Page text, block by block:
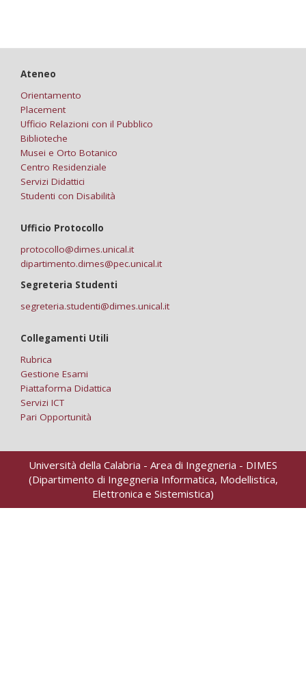
Ateneo
Orientamento
Placement
Ufficio Relazioni con il Pubblico
Biblioteche
Musei e Orto Botanico
Centro Residenziale
Servizi Didattici
Studenti con Disabilità
Ufficio Protocollo
protocollo@dimes.unical.it
dipartimento.dimes@pec.unical.it
Segreteria Studenti
segreteria.studenti@dimes.unical.it
Collegamenti Utili
Rubrica
Gestione Esami
Piattaforma Didattica
Servizi ICT
Pari Opportunità
Università della Calabria - Area di Ingegneria - DIMES
(Dipartimento di Ingegneria Informatica, Modellistica,
Elettronica e Sistemistica)